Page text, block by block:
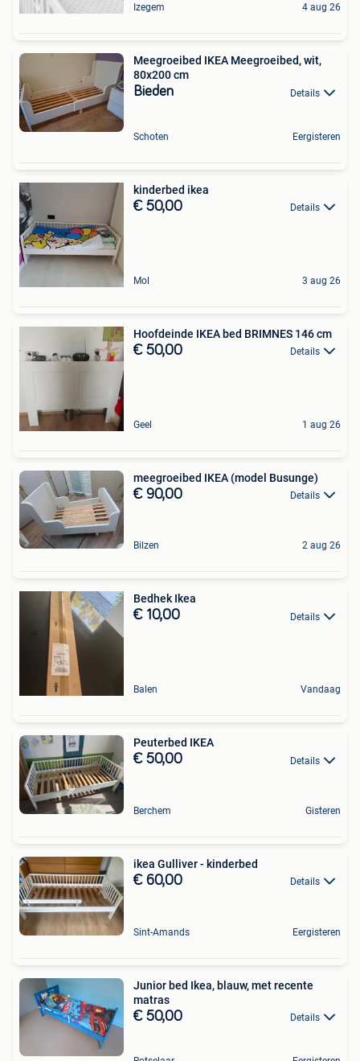
Izegem 4 aug 26
Meegroeibed IKEA Meegroeibed, wit,
80x200 cm
Bieden Details
Schoten Eergisteren
kinderbed ikea
€ 50,00 Details
Mol 3 aug 26
Hoofdeinde IKEA bed BRIMNES 146 cm
€ 50,00 Details
Geel 1 aug 26
meegroeibed IKEA (model Busunge)
€ 90,00 Details
Bilzen 2 aug 26
Bedhek Ikea
€ 10,00 Details
Balen Vandaag
Peuterbed IKEA
€ 50,00 Details
Berchem Gisteren
ikea Gulliver - kinderbed
€ 60,00 Details
Sint-Amands Eergisteren
Junior bed Ikea, blauw, met recente
matras
€ 50,00 Details